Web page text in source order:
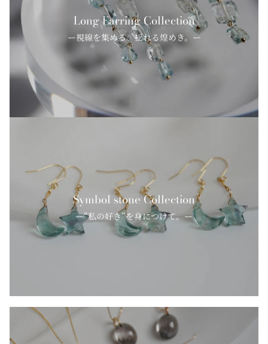
Long Earring Collection
ー視線を集める、揺れる煌めき。ー
Symbol stone Collection
ー”私の好き”を身につけて。ー